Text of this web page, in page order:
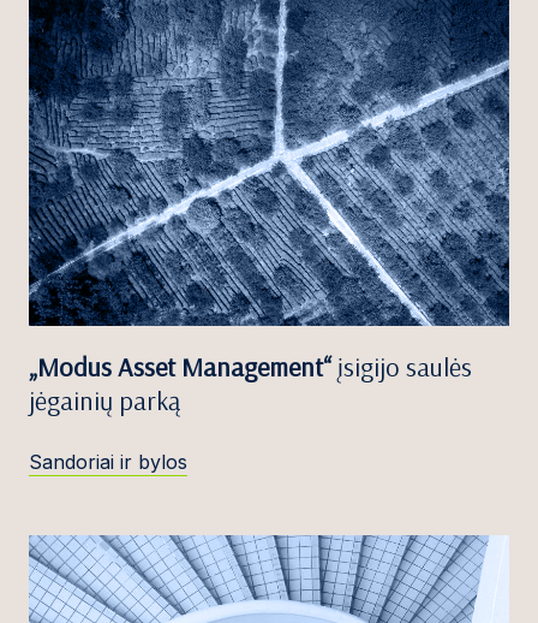
„Modus Asset Management“įsigijo saulės
jėgainių parką
Sandoriai ir bylos